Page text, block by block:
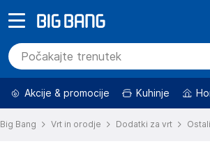
Akcije & promocije Kuhinje
Big Bang Vrt in orodje Dodatki za vrt